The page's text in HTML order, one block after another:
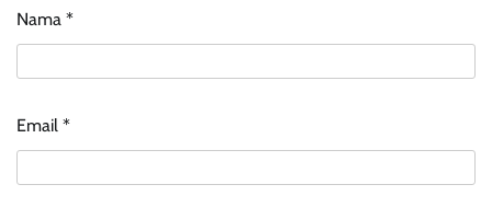
Nama *
Email *